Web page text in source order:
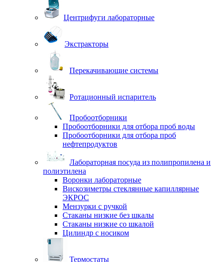
Центрифуги лабораторные
Экстракторы
Перекачивающие системы
Ротационный испаритель
Пробоотборники
Пробоотборники для отбора проб воды
Пробоотборники для отбора проб
нефтепродуктов
Лабораторная посуда из полипропилена и
полиэтилена
Воронки лабораторные
Вискозиметры стеклянные капиллярные
ЭКРОС
Мензурки с ручкой
Стаканы низкие без шкалы
Стаканы низкие со шкалой
Цилиндр с носиком
Термостаты